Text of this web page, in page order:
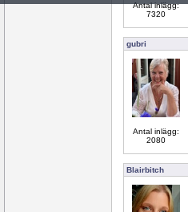
Antal inlägg:
7320
gubri
Antal inlägg:
2080
Blairbitch